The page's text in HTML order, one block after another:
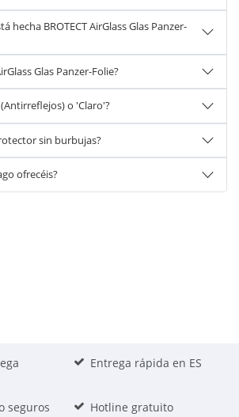
hecha BROTECT AirGlass Glas Panzer-
Glas Panzer-Folie?
o 'Claro'?
sin burbujas?
ofrecéis?
Entrega rápida en ES
seguros Hotline gratuito